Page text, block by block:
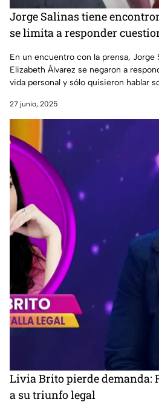
Jorge Salinas tiene
se limita a responder
En un encuentro con la prensa, Jorge
Elizabeth Álvarez se negaron a
vida personal y sólo quisieron hablar
27 junio, 2025
Livia Brito pierde demanda:
a su triunfo legal